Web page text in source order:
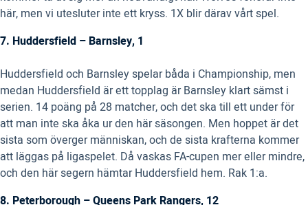
här, men vi utesluter inte ett kryss. 1X blir därav vårt spel.
7. Huddersfield – Barnsley, 1
Huddersfield och Barnsley spelar båda i Championship, men
medan Huddersfield är ett topplag är Barnsley klart sämst i
serien. 14 poäng på 28 matcher, och det ska till ett under för
att man inte ska åka ur den här säsongen. Men hoppet är det
sista som överger människan, och de sista krafterna kommer
att läggas på ligaspelet. Då vaskas FA-cupen mer eller mindre,
och den här segern hämtar Huddersfield hem. Rak 1:a.
8. Peterborough – Queens Park Rangers, 12